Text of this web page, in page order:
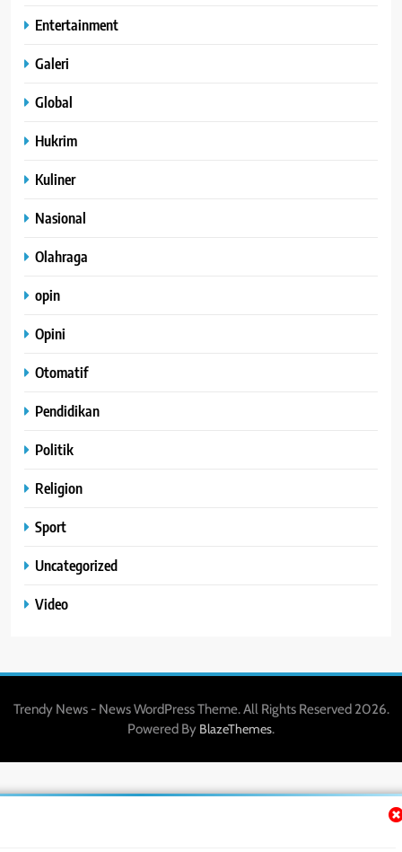
Entertainment
Galeri
Global
Hukrim
Kuliner
Nasional
Olahraga
opin
Opini
Otomatif
Pendidikan
Politik
Religion
Sport
Uncategorized
Video
Trendy News - News WordPress Theme. All Rights Reserved 2026.
Powered By BlazeThemes.